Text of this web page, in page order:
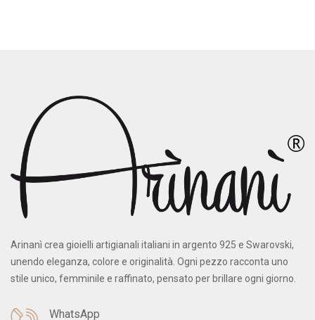
Arinanì crea gioielli artigianali italiani in argento 925 e Swarovski,
unendo eleganza, colore e originalità. Ogni pezzo racconta uno
stile unico, femminile e raffinato, pensato per brillare ogni giorno.
WhatsApp